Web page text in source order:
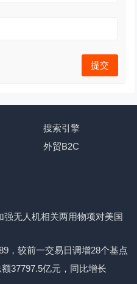
搜索引擎
外贸B2C
强无人机相关两用物项对美国
，较前一交易日调增28个基点
37797.5亿元，同比增长